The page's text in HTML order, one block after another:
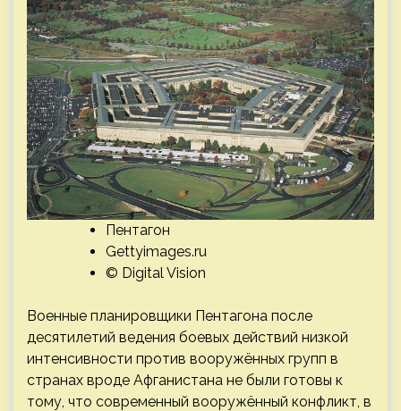
Пентагон
Gettyimages.ru
© Digital Vision
Военные планировщики Пентагона после
десятилетий ведения боевых действий низкой
интенсивности против вооружённых групп в
странах вроде Афганистана не были готовы к
тому, что современный вооружённый конфликт, в